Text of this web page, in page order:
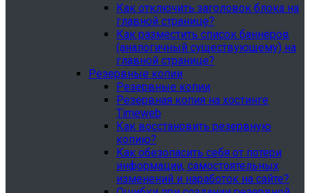
Как отключить заголовок блока на
главной странице?
Как разместить список баннеров
(аналогичный существующему) на
главной странице?
Резервные копии
Резервные копии
Резервная копия на хостинге
Timeweb
Как восстановить резервную
копию?
Как обезопасить себя от потери
информации, самостоятельных
изменений и наработок на сайте?